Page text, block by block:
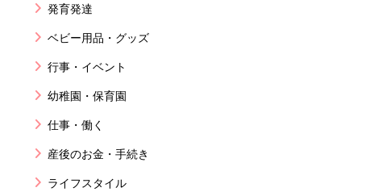
発育発達
ベビー用品・グッズ
行事・イベント
幼稚園・保育園
仕事・働く
産後のお金・手続き
ライフスタイル